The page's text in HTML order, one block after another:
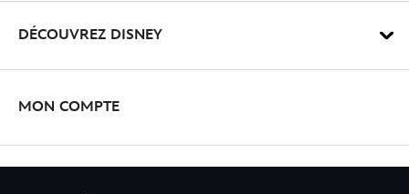
DÉCOUVREZ DISNEY
MON COMPTE